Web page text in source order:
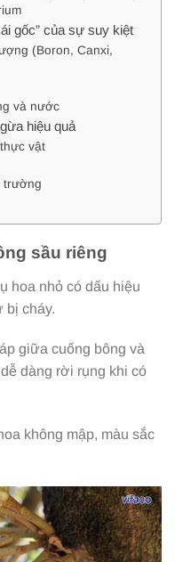
gốc” của sự suy kiệt
(Boron, Canxi,
và nước
hiệu quả
vật
trường
sầu riêng
hoa nhỏ có dấu hiệu
bị cháy.
giữa cuống bông và
dàng rời rụng khi có
không mập, màu sắc